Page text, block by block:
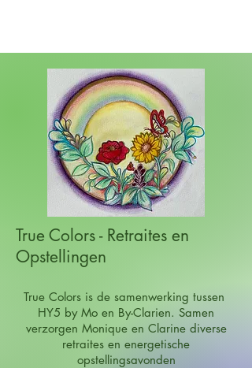
True Colors - Retraites en
Opstellingen
True Colors is de samenwerking tussen
HY5 by Mo en By-Clarien. Samen
verzorgen Monique en Clarine diverse
retraites en energetische
opstellingsavonden